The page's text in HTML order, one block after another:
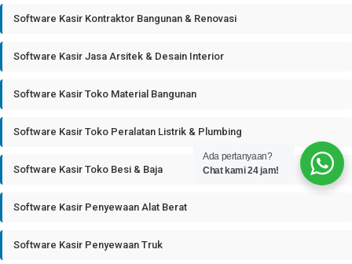
Software Kasir Kontraktor Bangunan & Renovasi
Software Kasir Jasa Arsitek & Desain Interior
Software Kasir Toko Material Bangunan
Software Kasir Toko Peralatan Listrik & Plumbing
Software Kasir Toko Besi & Baja
Software Kasir Penyewaan Alat Berat
Software Kasir Penyewaan Truk
Ada pertanyaan?
Chat kami 24 jam!